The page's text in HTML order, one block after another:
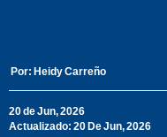
Por: Heidy Carreño
20 de Jun, 2026
Actualizado: 20 De Jun, 2026